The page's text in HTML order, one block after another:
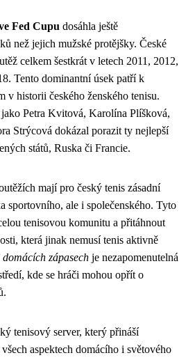
Fed Cupu dosáhla ještě
než jejich mužské protějšky. České
celkem šestkrát v letech 2011, 2012,
Tento dominantní úsek patří k
v historii českého ženského tenisu.
Petra Kvitová, Karolína Plíšková,
Strýcová dokázal porazit ty nejlepší
států, Ruska či Francie.
mají pro český tenis zásadní
sportovního, ale i společenského. Tyto
tenisovou komunitu a přitáhnout
která jinak nemusí tenis aktivně
zápasech je nezapomenutelná
kde se hráči mohou opřít o
tenisový server, který přináší
aspektech domácího i světového